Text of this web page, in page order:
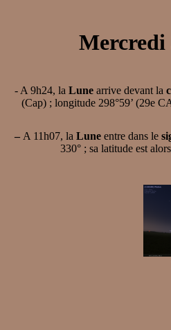
- A 9h24, la Lunearrive devant la
(Cap) ; longitude 298°59’ (29e
– A 11h07, la Lune entre dans le
330° ; sa latitude est